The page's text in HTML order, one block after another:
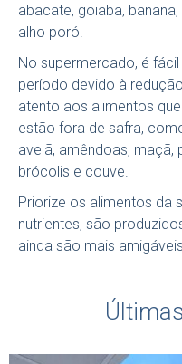
abacate, goiaba,
alho poró.
No supermercado, é
período devido à
atento aos alimentos
estão fora de safra,
avelã, amêndoas, maçã,
brócolis e couve.
Priorize os alimentos da
nutrientes, são
ainda são mais